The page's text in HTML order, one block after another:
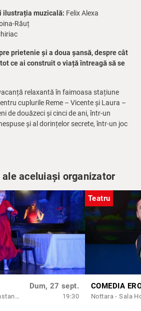
ilustrația muzicală: Felix Alexa
Răuț
prietenie și a doua șansă, despre cât
ce ai construit o viață întreagă să se
relaxantă în faimoasa stațiune
cuplurile Reme – Vicente și Laura –
de douăzeci și cinci de ani, într-un
și al dorințelor secrete, într-un joc
altul, dacă ar fi avut o altă meserie,
ori un eveniment ce pare
posibile un nou început, o nouă
2022
aceluiași organizator
Nottara - Sala George Constantin
Dum, 27 sept.
19:30
Teatru
COMEDIA
Nottara - Sala